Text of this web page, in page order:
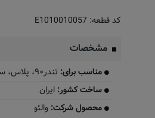
کد قطعه: E1010010057
مشخصات
مناسب برای: تندر۹۰، پلاس، ساندرو، استپ وی، پارس تندر، پیکاپ
ساخت کشور: ایران
محصول شرکت: والئو